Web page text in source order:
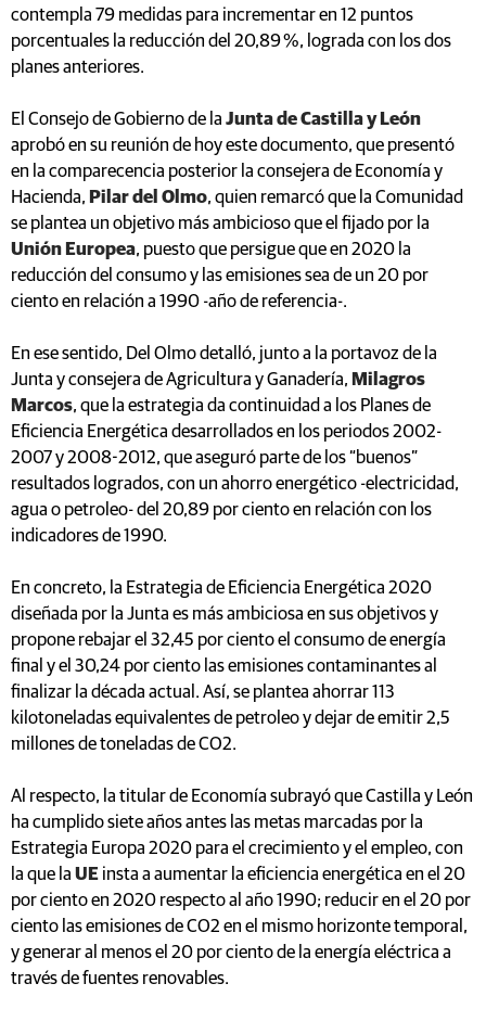
contempla 79 medidas para incrementar en 12 puntos
porcentuales la reducción del 20,89 %, lograda con los dos
planes anteriores.
El Consejo de Gobierno de la Junta de Castilla y León
aprobó en su reunión de hoy este documento, que presentó
en la comparecencia posterior la consejera de Economía y
Hacienda, Pilar del Olmo, quien remarcó que la Comunidad
se plantea un objetivo más ambicioso que el fijado por la
Unión Europea, puesto que persigue que en 2020 la
reducción del consumo y las emisiones sea de un 20 por
ciento en relación a 1990 -año de referencia-.
En ese sentido, Del Olmo detalló, junto a la portavoz de la
Junta y consejera de Agricultura y Ganadería, Milagros
Marcos, que la estrategia da continuidad a los Planes de
Eficiencia Energética desarrollados en los periodos 2002-
2007 y 2008-2012, que aseguró parte de los “buenos”
resultados logrados, con un ahorro energético -electricidad,
agua o petroleo- del 20,89 por ciento en relación con los
indicadores de 1990.
En concreto, la Estrategia de Eficiencia Energética 2020
diseñada por la Junta es más ambiciosa en sus objetivos y
propone rebajar el 32,45 por ciento el consumo de energía
final y el 30,24 por ciento las emisiones contaminantes al
finalizar la década actual. Así, se plantea ahorrar 113
kilotoneladas equivalentes de petroleo y dejar de emitir 2,5
millones de toneladas de CO2.
Al respecto, la titular de Economía subrayó que Castilla y León
ha cumplido siete años antes las metas marcadas por la
Estrategia Europa 2020 para el crecimiento y el empleo, con
la que la UE insta a aumentar la eficiencia energética en el 20
por ciento en 2020 respecto al año 1990; reducir en el 20 por
ciento las emisiones de CO2 en el mismo horizonte temporal,
y generar al menos el 20 por ciento de la energía eléctrica a
través de fuentes renovables.